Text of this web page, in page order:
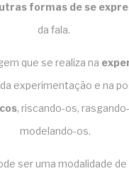
formas de se
da fala.
que se realiza na
experimentação e na
, riscando-os,
modelando-os.
ser uma modalidade